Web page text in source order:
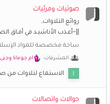
صوتيات ومرئيات
روائع التلاوات
||~أعـذب الأناشيـد في أفـاق
ساحة مخصصة للمواد
المشرفات: ام جومانا وجنى
الاستماع لتلاوات من
جوالات واتصالات